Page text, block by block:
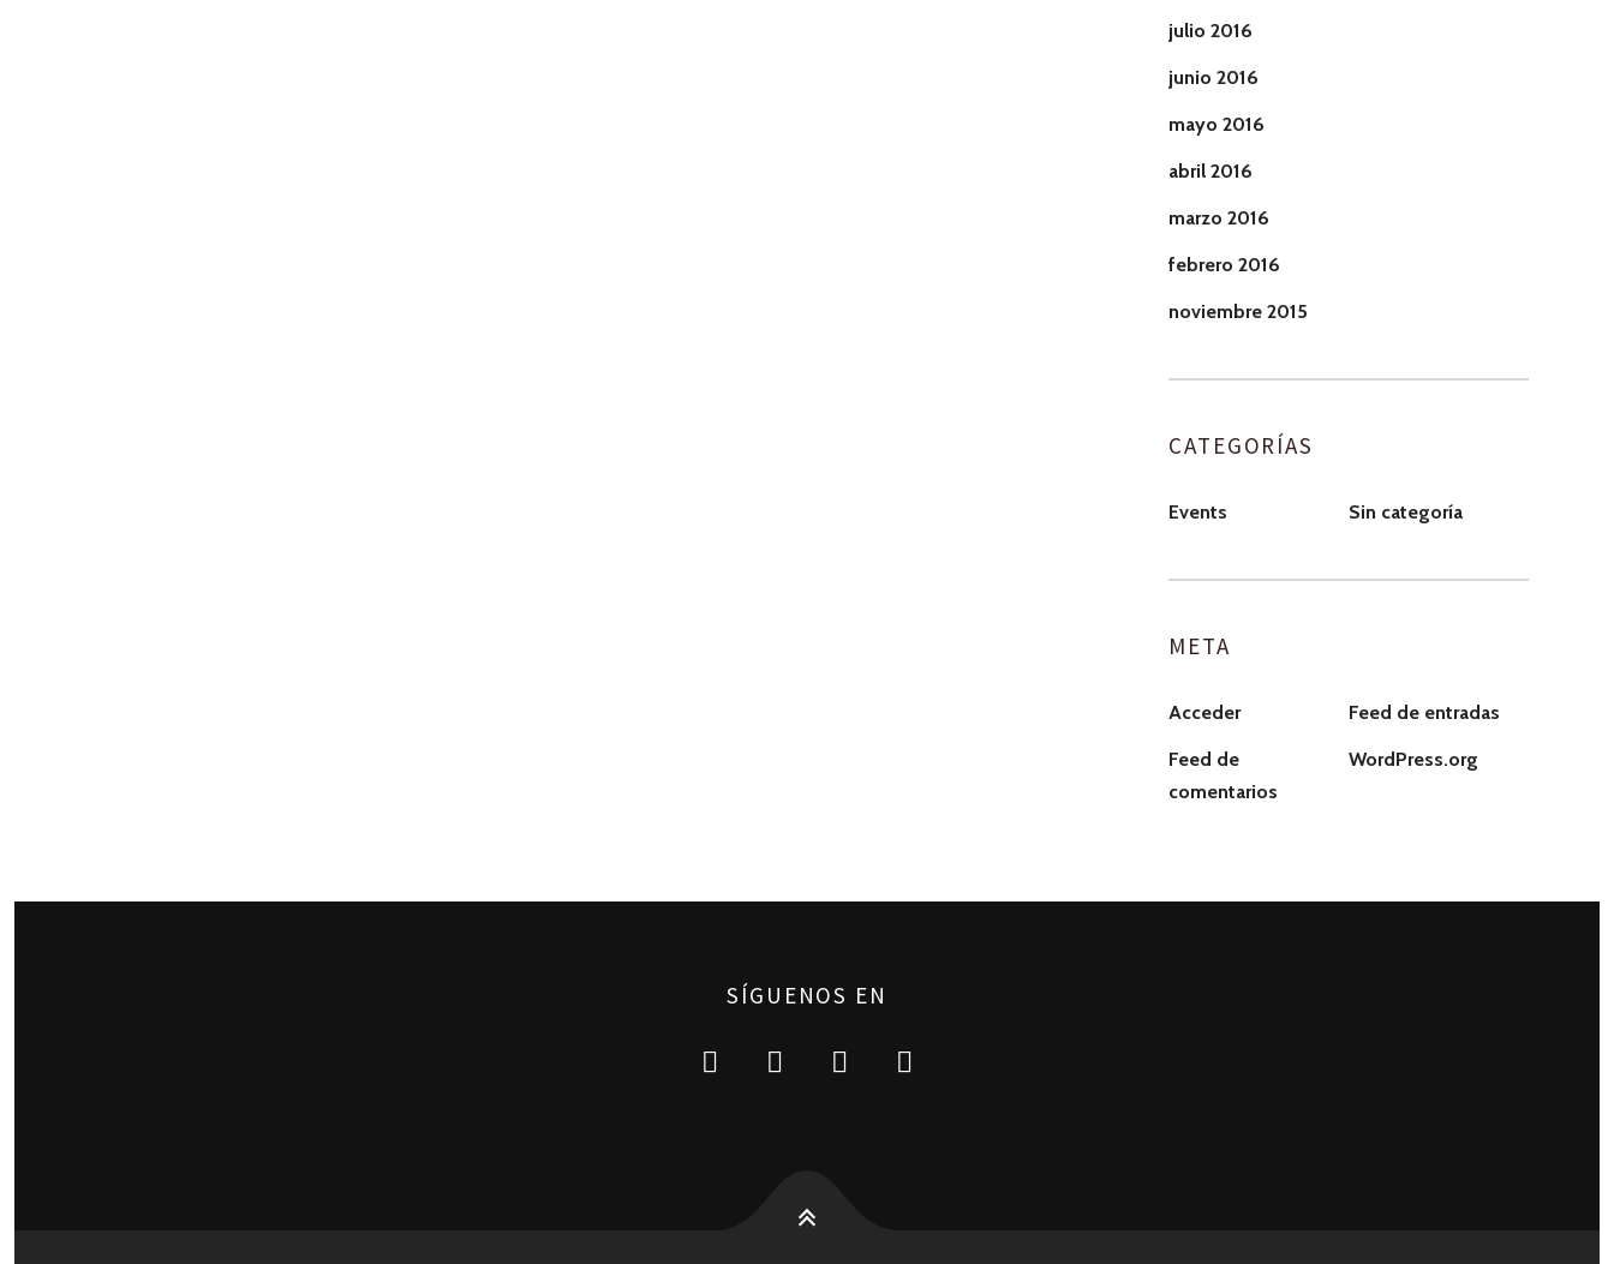
julio 2016
junio 2016
mayo 2016
abril 2016
marzo 2016
febrero 2016
noviembre 2015
CATEGORÍAS
Events Sin categoría
META
Acceder Feed de entradas
Feed de
comentarios
WordPress.org
SÍGUENOS EN